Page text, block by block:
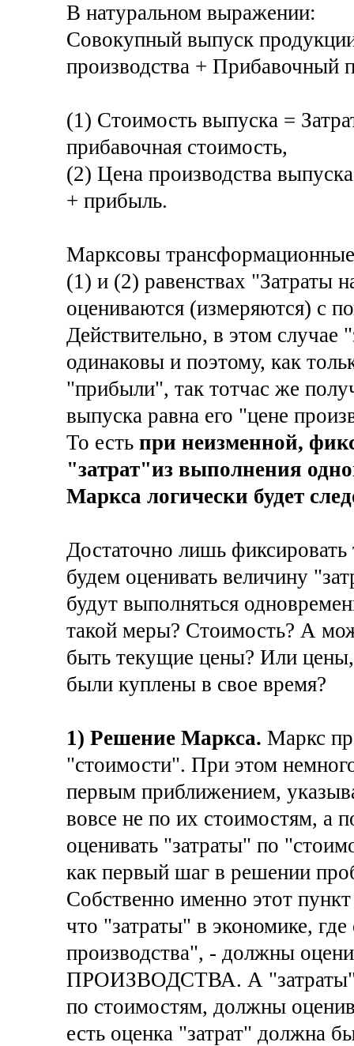
В натуральном выражении:
Совокупный выпуск
производства + Прибавочный
(1) Стоимость выпуска =
прибавочная стоимость,
(2) Цена производства
+ прибыль.
Марксовы
(1) и (2) равенствах "Затраты
оцениваются (измеряются) с
Действительно, в этом случае
одинаковы и поэтому, как
"прибыли", так тотчас же
выпуска равна его "цене
То естьпри неизменной,
"затрат"из выполнения
Маркса логически будет
Достаточно лишь
будем оценивать величину
будут выполняться
такой меры? Стоимость? А
быть текущие цены? Или
были куплены в свое время?
1) Решение Маркса. Маркс
"стоимости". При этом
первым приближением,
вовсе не по их стоимостям, а
оценивать "затраты" по
как первый шаг в решении
Собственно именно этот
что "затраты" в экономике,
производства", - должны
ПРОИЗВОДСТВА. А "затраты"
по стоимостям, должны
есть оценка "затрат"